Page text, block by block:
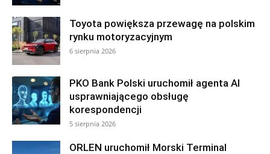
Toyota powiększa przewagę na polskim
rynku motoryzacyjnym
6 sierpnia 2026
PKO Bank Polski uruchomił agenta AI
usprawniającego obsługę
korespondencji
5 sierpnia 2026
ORLEN uruchomił Morski Terminal